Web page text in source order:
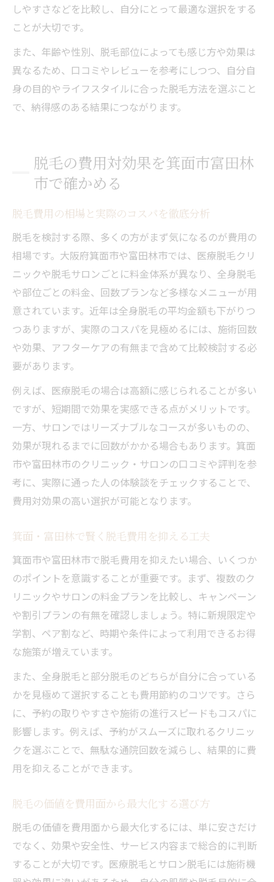
しやすさなどを比較し、自分にとって最適な選択をする
ことが大切です。
また、年齢や性別、脱毛部位によっても感じ方や効果は
異なるため、口コミやレビューを参考にしつつ、自分自
身の目的やライフスタイルに合った脱毛方法を選ぶこと
で、納得感のある結果につながります。
脱毛の費用対効果を箕面市富田林
市で確かめる
脱毛費用の相場と実際のコスパを徹底分析
脱毛を検討する際、多くの方がまず気になるのが費用の
相場です。大阪府箕面市や富田林市では、医療脱毛クリ
ニックや脱毛サロンごとに料金体系が異なり、全身脱毛
や部位ごとの料金、回数プランなど多様なメニューが用
意されています。近年は全身脱毛の平均金額も下がりつ
つありますが、実際のコスパを見極めるには、施術回数
や効果、アフターケアの有無まで含めて比較検討する必
要があります。
例えば、医療脱毛の場合は高額に感じられることが多い
ですが、短期間で効果を実感できる点がメリットです。
一方、サロンではリーズナブルなコースが多いものの、
効果が現れるまでに回数がかかる場合もあります。箕面
市や富田林市のクリニック・サロンの口コミや評判を参
考に、実際に通った人の体験談をチェックすることで、
費用対効果の高い選択が可能となります。
箕面・富田林で賢く脱毛費用を抑える工夫
箕面市や富田林市で脱毛費用を抑えたい場合、いくつか
のポイントを意識することが重要です。まず、複数のク
リニックやサロンの料金プランを比較し、キャンペーン
や割引プランの有無を確認しましょう。特に新規限定や
学割、ペア割など、時期や条件によって利用できるお得
な施策が増えています。
また、全身脱毛と部分脱毛のどちらが自分に合っている
かを見極めて選択することも費用節約のコツです。さら
に、予約の取りやすさや施術の進行スピードもコスパに
影響します。例えば、予約がスムーズに取れるクリニッ
クを選ぶことで、無駄な通院回数を減らし、結果的に費
用を抑えることができます。
脱毛の価値を費用面から最大化する選び方
脱毛の価値を費用面から最大化するには、単に安さだけ
でなく、効果や安全性、サービス内容まで総合的に判断
することが大切です。医療脱毛とサロン脱毛には施術機